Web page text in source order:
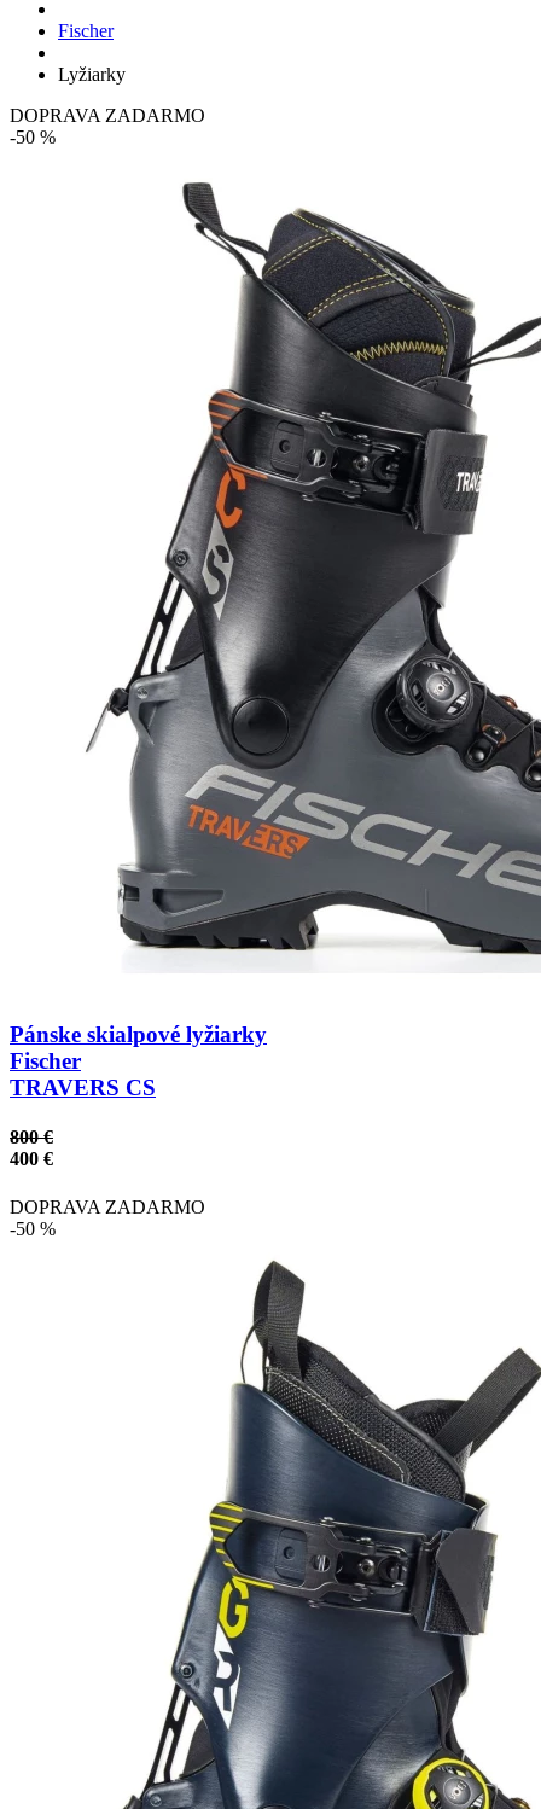
Fischer
Lyžiarky
DOPRAVA ZADARMO
-50 %
Pánske skialpové lyžiarky
Fischer
TRAVERS CS
800 €
400 €
DOPRAVA ZADARMO
-50 %